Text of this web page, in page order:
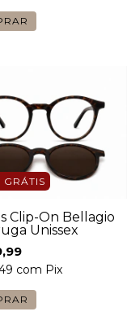
GRÁTIS
Clip-On Bellagio
Unissex
com Pix